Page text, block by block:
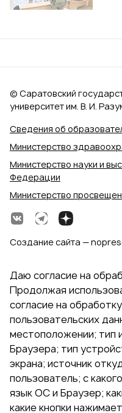
Сведения об
Министерство
Министерство науки и
Федерации
Министерство
© Саратовский
университет им. В. И.
Создание сайта —
Даю согласие на
Продолжая
согласие на
пользовательских
местоположении; тип
Браузера; тип
экрана; источник
пользователь; с
язык ОС и Браузер;
какие кнопки